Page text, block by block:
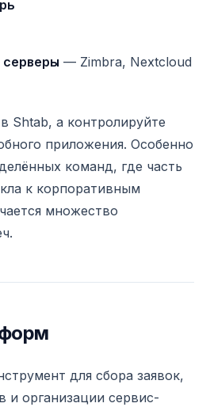
— Zimbra, Nextcloud
Shtab, а контролируйте
приложения. Особенно
команд, где часть
к корпоративным
множество
для сбора заявок,
и организации сервис-